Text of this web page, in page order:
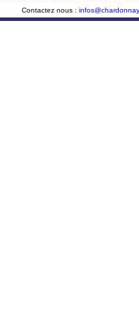
Contactez nous :